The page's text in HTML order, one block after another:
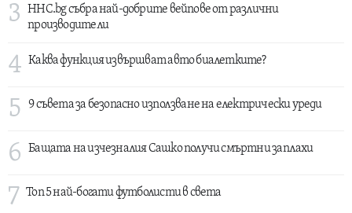
3
HHC.bg събра най-добрите вейпове от различни
производители
4 Каква функция извършват авто биалетките?
5 9 съвета за безопасно използване на електрически уреди
6 Бащата на изчезналия Сашко получи смъртни заплахи
7 Топ 5 най-богати футболисти в света